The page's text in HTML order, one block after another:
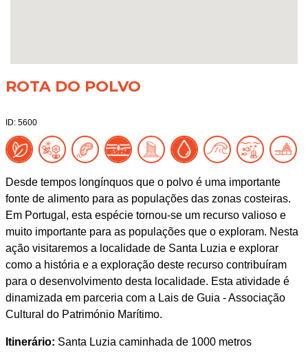
ROTA DO POLVO
ID: 5600
Desde tempos longínquos que o polvo é uma importante
fonte de alimento para as populações das zonas costeiras.
Em Portugal, esta espécie tornou-se um recurso valioso e
muito importante para as populações que o exploram. Nesta
ação visitaremos a localidade de Santa Luzia e explorar
como a história e a exploração deste recurso contribuíram
para o desenvolvimento desta localidade. Esta atividade é
dinamizada em parceria com a Lais de Guia - Associação
Cultural do Património Marítimo.
Itinerário: Santa Luzia caminhada de 1000 metros